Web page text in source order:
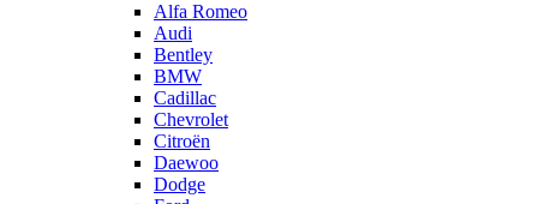
Alfa Romeo
Audi
Bentley
BMW
Cadillac
Chevrolet
Citroën
Daewoo
Dodge